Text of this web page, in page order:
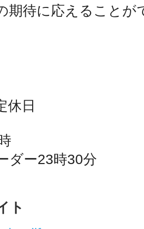
期待に応えることが
休日
ダー23時30分
ト